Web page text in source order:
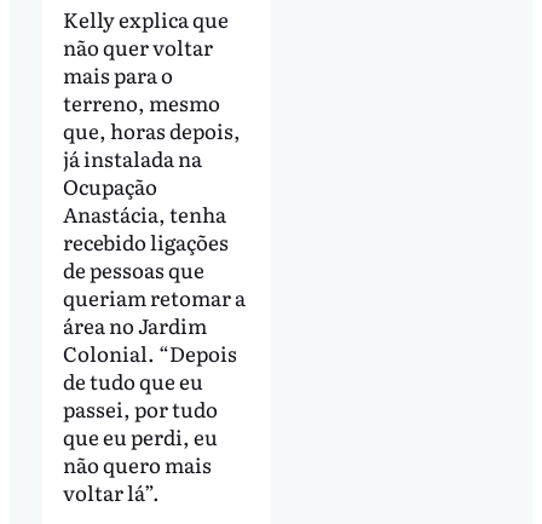
Kelly explica que
não quer voltar
mais para o
terreno, mesmo
que, horas depois,
já instalada na
Ocupação
Anastácia, tenha
recebido ligações
de pessoas que
queriam retomar a
área no Jardim
Colonial. “Depois
de tudo que eu
passei, por tudo
que eu perdi, eu
não quero mais
voltar lá”.